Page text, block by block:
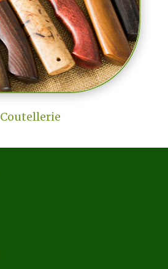
Coutellerie